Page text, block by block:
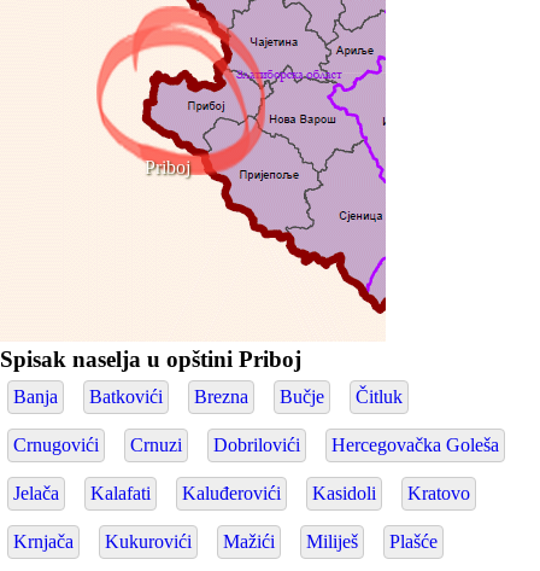
Priboj
Spisak naselja u opštini Priboj
Banja Batkovići Brezna Bučje Čitluk
Crnugovići Crnuzi Dobrilovići Hercegovačka Goleša
Jelača Kalafati Kaluđerovići Kasidoli Kratovo
Krnjača Kukurovići Mažići Miliješ Plašće